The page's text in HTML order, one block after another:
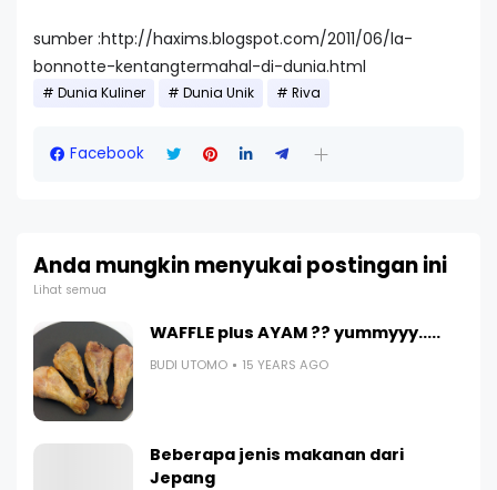
sumber :http://haxims.blogspot.com/2011/06/la-
bonnotte-kentangtermahal-di-dunia.html
Dunia Kuliner Dunia Unik Riva
Facebook
Anda mungkin menyukai postingan ini
Lihat semua
WAFFLE plus AYAM ?? yummyyy.....
BUDI UTOMO 15 YEARS AGO
Beberapa jenis makanan dari
Jepang